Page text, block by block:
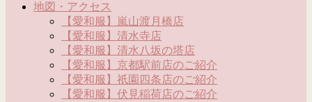
地図・アクセス
【愛和服】嵐山渡月橋店
【愛和服】清水寺店
【愛和服】清水八坂の塔店
【愛和服】京都駅前店のご紹介
【愛和服】祇園四条店のご紹介
【愛和服】伏見稲荷店のご紹介